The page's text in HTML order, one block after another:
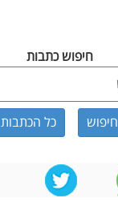
חיפוש כתבות
כל הכתבות